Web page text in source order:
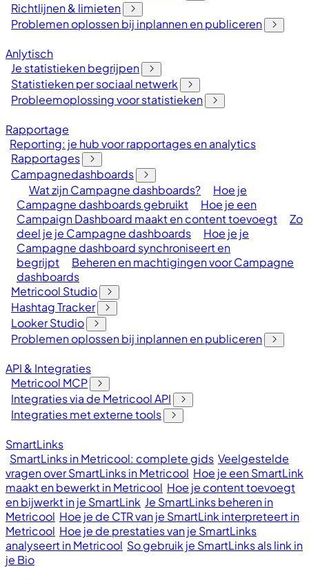
Richtlijnen & limieten
Problemen oplossen bij inplannen en publiceren
Anlytisch
Je statistieken begrijpen
Statistieken per sociaal netwerk
Probleemoplossing voor statistieken
Rapportage
Reporting: je hub voor rapportages en analytics
Rapportages
Campagnedashboards
Wat zijn Campagne dashboards?
Hoe je
Campagne dashboards gebruikt
Hoe je een
Campaign Dashboard maakt en content toevoegt
Zo
deel je je Campagne dashboards
Hoe je je
Campagne dashboard synchroniseert en
begrijpt
Beheren en machtigingen voor Campagne
dashboards
Metricool Studio
Hashtag Tracker
Looker Studio
Problemen oplossen bij inplannen en publiceren
API & Integraties
Metricool MCP
Integraties via de Metricool API
Integraties met externe tools
SmartLinks
SmartLinks in Metricool: complete gids Veelgestelde
vragen over SmartLinks in Metricool Hoe je een SmartLink
maakt en bewerkt in Metricool Hoe je content toevoegt
en bijwerkt in je SmartLink Je SmartLinks beheren in
Metricool Hoe je de CTR van je SmartLink interpreteert in
Metricool Hoe je de prestaties van je SmartLinks
analyseert in Metricool So gebruik je SmartLinks als link in
je Bio